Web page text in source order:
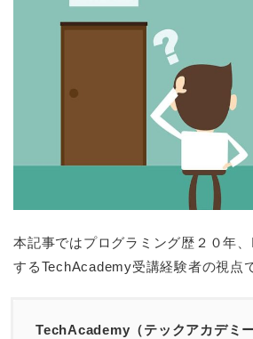
本記事ではプログラミング歴２０年
するTechAcademy受講経験者の視点
TechAcademy（テックアカデミ